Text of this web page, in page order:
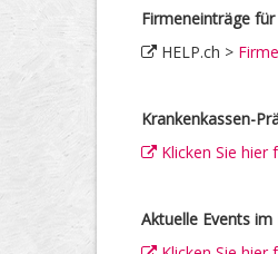
Firmeneinträge
HELP.ch >
Krankenkassen-
Klicken Sie hier
Aktuelle Events im